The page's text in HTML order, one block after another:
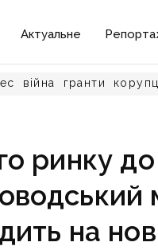
Актуальне
війна гранти
ринку
на